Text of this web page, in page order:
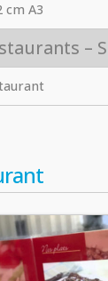
cm A3
–